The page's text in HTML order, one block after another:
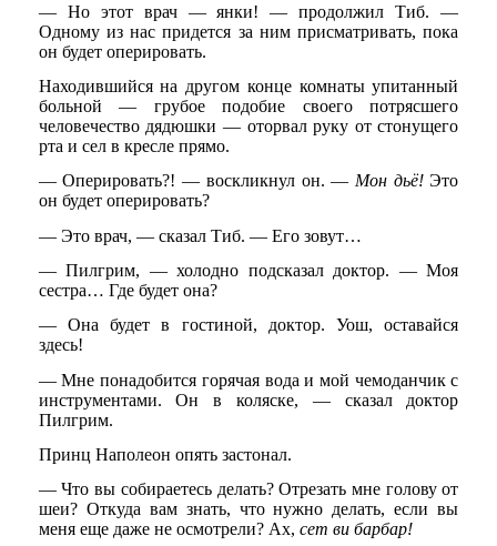
— Но этот врач — янки! — продолжил Тиб. —
Одному из нас придется за ним присматривать, пока
он будет оперировать.
Находившийся на другом конце комнаты упитанный
больной — грубое подобие своего потрясшего
человечество дядюшки — оторвал руку от стонущего
рта и сел в кресле прямо.
— Оперировать?! — воскликнул он. — Мон дьё!Это
он будет оперировать?
— Это врач, — сказал Тиб. — Его зовут…
— Пилгрим, — холодно подсказал доктор. — Моя
сестра… Где будет она?
— Она будет в гостиной, доктор. Уош, оставайся
здесь!
— Мне понадобится горячая вода и мой чемоданчик с
инструментами. Он в коляске, — сказал доктор
Пилгрим.
Принц Наполеон опять застонал.
— Что вы собираетесь делать? Отрезать мне голову от
шеи? Откуда вам знать, что нужно делать, если вы
меня еще даже не осмотрели? Ах, сет ви барбар!